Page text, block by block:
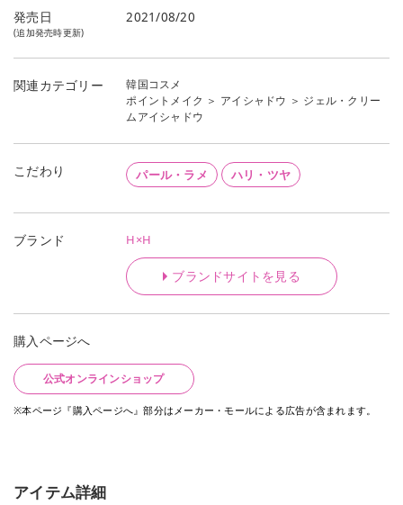
発売日
(追加発売時更新)
2021/08/20
関連カテゴリー
韓国コスメ
ポイントメイク ＞ アイシャドウ ＞ ジェル・クリー
ムアイシャドウ
こだわり パール・ラメ ハリ・ツヤ
ブランド H×H
ブランドサイトを見る
購入ページへ
公式オンラインショップ
※本ページ『購入ページへ』部分はメーカー・モールによる広告が含まれます。
アイテム詳細